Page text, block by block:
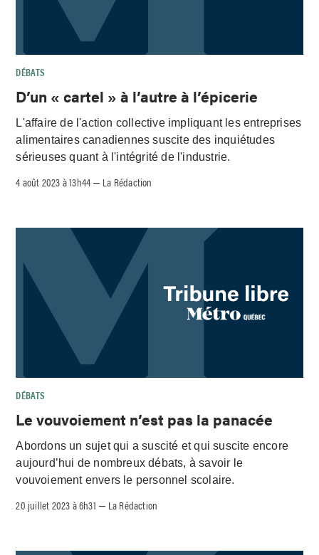
DÉBATS
D’un « cartel » à l’autre à l’épicerie
L'affaire de l'action collective impliquant les entreprises
alimentaires canadiennes suscite des inquiétudes
sérieuses quant à l'intégrité de l'industrie.
4 août 2023 à 13h44 – La Rédaction
DÉBATS
Le vouvoiement n’est pas la panacée
Abordons un sujet qui a suscité et qui suscite encore
aujourd’hui de nombreux débats, à savoir le
vouvoiement envers le personnel scolaire.
20 juillet 2023 à 6h31 – La Rédaction